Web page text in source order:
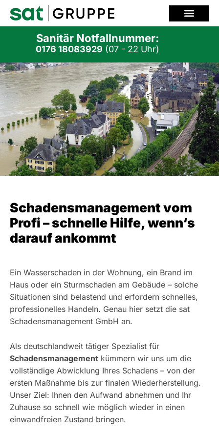
Zum
Inhalt
Sanitär Notfallnummer:
0176 18083929 (07 - 22 Uhr)
Schadensmanagement vom
Profi – schnelle Hilfe, wenn‘s
darauf ankommt
Ein Wasserschaden in der Wohnung, ein Brand im
Haus oder ein Sturmschaden am Gebäude – solche
Situationen sind belastend und erfordern schnelles,
professionelles Handeln. Genau hier setzt die sat
Schadensmanagement GmbH an.
Als deutschlandweit tätiger Spezialist für
Schadensmanagement kümmern wir uns um die
vollständige Abwicklung Ihres Schadens – von der
ersten Maßnahme bis zur finalen Wiederherstellung.
Unser Ziel: Ihnen den Aufwand abnehmen und Ihr
Zuhause so schnell wie möglich wieder in einen
einwandfreien Zustand bringen.